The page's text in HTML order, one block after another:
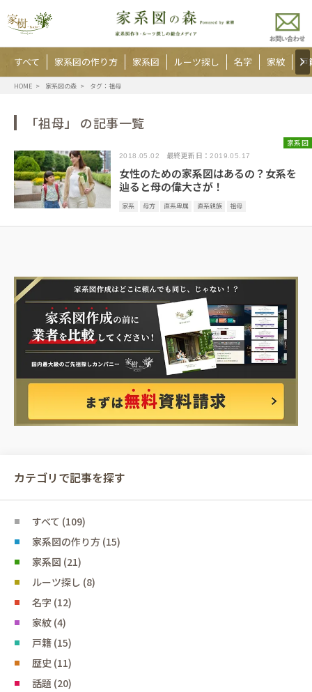
すべて 家系図の作り方 家系図 ルーツ探し 名字 家紋 戸
HOME 家系図の森 タグ：祖母
「祖母」 の記事一覧
家系図
2018.05.02 最終更新日：2019.05.17
女性のための家系図はあるの？女系を
辿ると母の偉大さが！
家系 母方 直系卑属 直系親族 祖母
カテゴリで記事を探す
すべて (109)
家系図の作り方 (15)
家系図 (21)
ルーツ探し (8)
名字 (12)
家紋 (4)
戸籍 (15)
歴史 (11)
話題 (20)